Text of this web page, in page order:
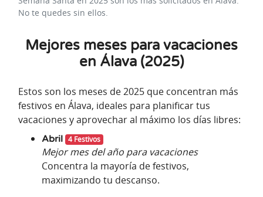
No te quedes sin ellos.
Mejores meses para vacaciones
en Álava (2025)
Estos son los meses de 2025 que concentran más
festivos en Álava, ideales para planificar tus
vacaciones y aprovechar al máximo los días libres:
Abril 4 Festivos
Mejor mes del año para vacaciones
Concentra la mayoría de festivos,
maximizando tu descanso.